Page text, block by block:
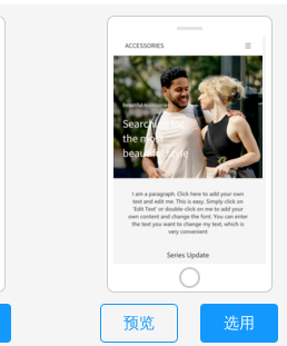
预览 选用